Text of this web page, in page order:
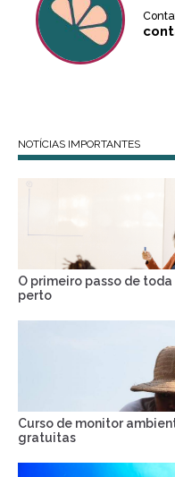
NOTÍCIAS IMPORTANTES
O primeiro passo de
perto
Curso de monitor
gratuitas